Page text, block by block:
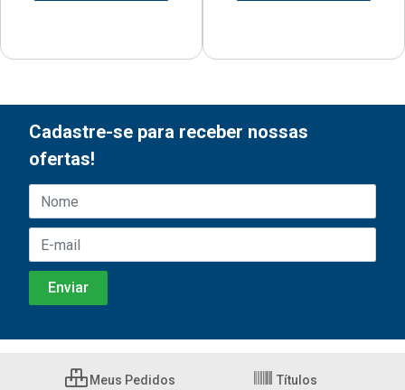
Cadastre-se para receber nossas
ofertas!
Meus Pedidos Títulos